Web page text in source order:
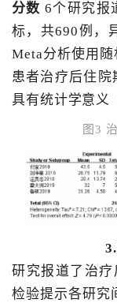
分数6个研究报
标，共690例，
Meta分析使用
患者治疗后住院
具有统计学意义
图3
研究报道了治
检验提示各研究